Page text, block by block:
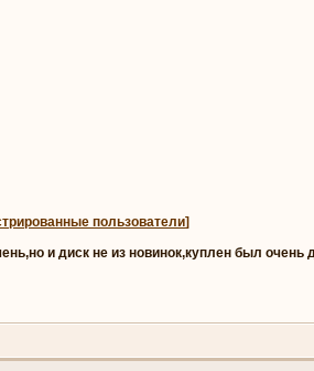
пользователи]
и диск не из новинок,куплен был